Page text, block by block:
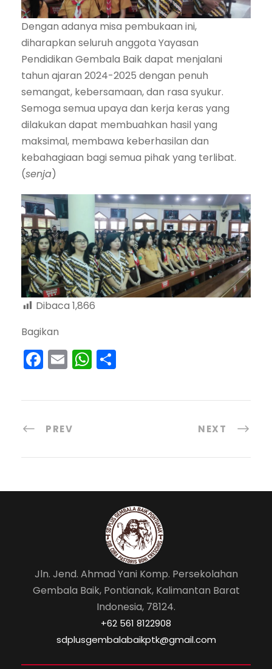
Dengan adanya misa pembukaan ini,
diharapkan seluruh anggota Yayasan
Pendidikan Gembala Baik dapat menjalani
tahun ajaran 2024-2025 dengan penuh
semangat, kebersamaan, dan rasa syukur.
Semoga semua upaya dan kerja keras yang
dilakukan dapat membuahkan hasil yang
maksimal, membawa keberhasilan dan
kebahagiaan bagi semua pihak yang terlibat.
(senja)
Dibaca 1,866
Bagikan
F
c
b
o
k
E
ai
W
a
p
ar
PREV NEXT
Jln. Jend. Ahmad Yani Komp. Persekolahan
Gembala Baik, Pontianak, Kalimantan Barat
Indonesia, 78124.
‎+62 561 8122908
sdplusgembalabaikptk@gmail.com